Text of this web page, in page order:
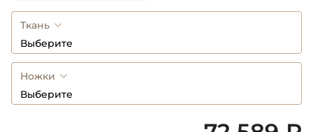
Ткань
Выберите
Ножки
Выберите